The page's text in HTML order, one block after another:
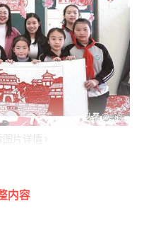
片详情
现
们可以在上面剪下
内容